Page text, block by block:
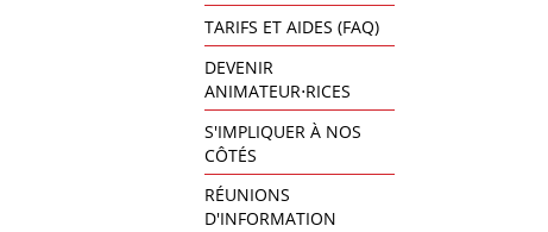
TARIFS ET AIDES (FAQ)
DEVENIR
ANIMATEUR⋅RICES
S'IMPLIQUER À NOS
CÔTÉS
RÉUNIONS
D'INFORMATION